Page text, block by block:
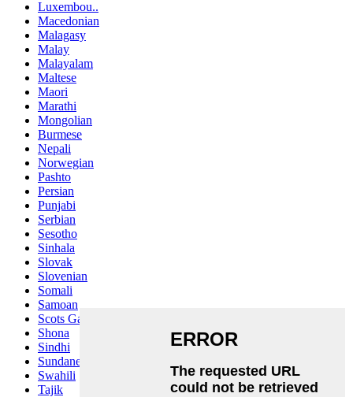
Luxembou..
Macedonian
Malagasy
Malay
Malayalam
Maltese
Maori
Marathi
Mongolian
Burmese
Nepali
Norwegian
Pashto
Persian
Punjabi
Serbian
Sesotho
Sinhala
Slovak
Slovenian
Somali
Samoan
Scots Gaelic
Shona
Sindhi
Sundanese
Swahili
Tajik